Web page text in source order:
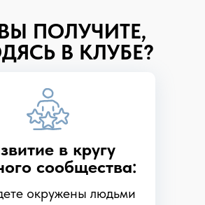
в кругу
сообщества:
окружены людьми
ПОЛУЧИТЕ,
В КЛУБЕ?